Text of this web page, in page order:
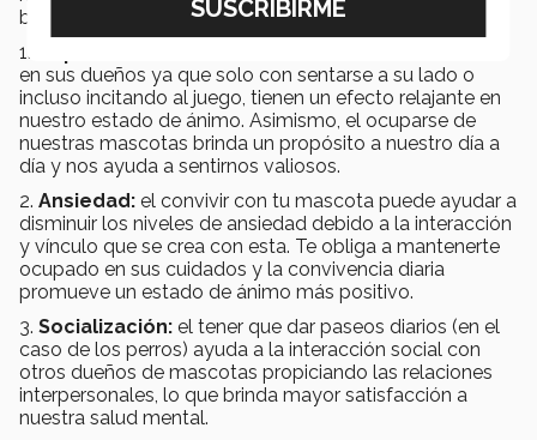
bienestar son:
1.
en sus dueños ya que solo con sentarse a su lado o
incluso incitando al juego, tienen un efecto relajante en
nuestro estado de ánimo. Asimismo, el ocuparse de
nuestras mascotas brinda un propósito a nuestro día a
día y nos ayuda a sentirnos valiosos.
2. Ansiedad: el convivir con tu mascota puede ayudar a
disminuir los niveles de ansiedad debido a la interacción
y vínculo que se crea con esta. Te obliga a mantenerte
ocupado en sus cuidados y la convivencia diaria
promueve un estado de ánimo más positivo.
3. Socialización: el tener que dar paseos diarios (en el
caso de los perros) ayuda a la interacción social con
otros dueños de mascotas propiciando las relaciones
interpersonales, lo que brinda mayor satisfacción a
nuestra salud mental.